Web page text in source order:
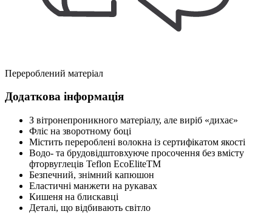
Перероблений матеріал
Додаткова інформація
З вітронепроникного матеріалу, але виріб «дихає»
Фліс на зворотному боці
Містить перероблені волокна із сертифікатом якості
Водо- та брудовідштовхуюче просочення без вмісту
фторвуглеців Teflon EcoEliteTM
Безпечний, знімний капюшон
Еластичні манжети на рукавах
Кишеня на блискавці
Деталі, що відбивають світло